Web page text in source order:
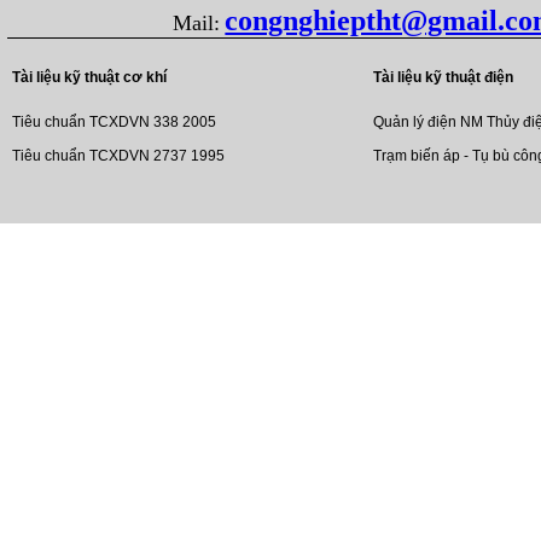
Mail:
Tài liệu kỹ thuật cơ khí
Tiêu chuẩn TCXDVN 338 2005
Tiêu chuẩn TCXDVN 2737 1995
Tài liệu kỹ thuật điện
Quản lý điện NM Thủy
Trạm biến áp - Tụ bù